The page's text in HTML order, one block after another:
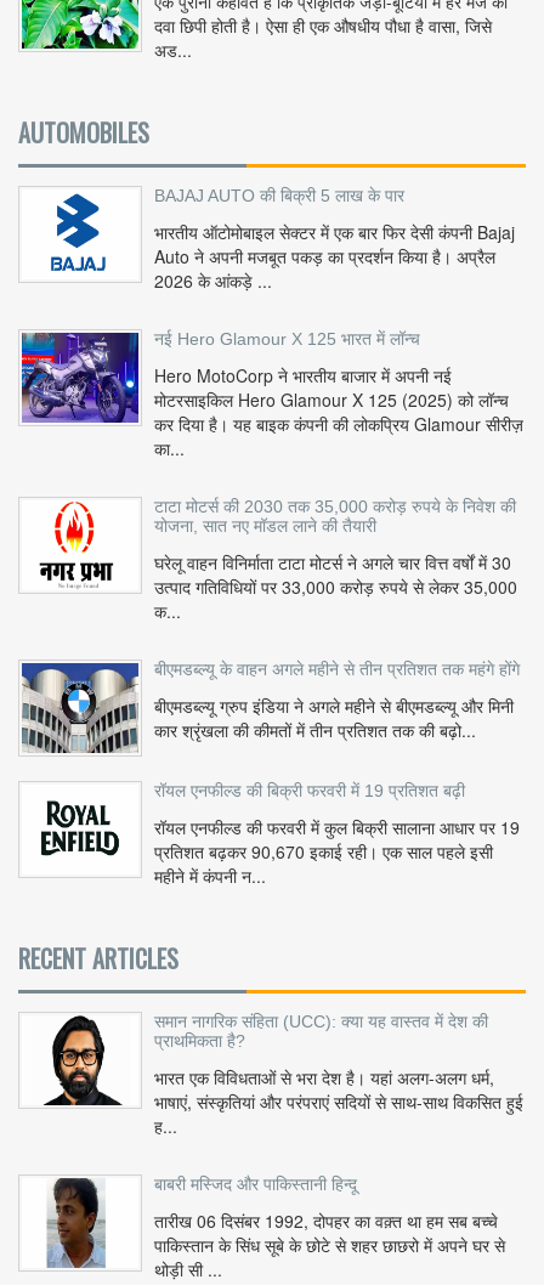
दवा छिपी होती है। ऐसा ही एक औषधीय पौधा है वासा, जिसे
अड...
AUTOMOBILES
BAJAJ AUTO की बिक्री 5 लाख के पार
भारतीय ऑटोमोबाइल सेक्टर में एक बार फिर देसी कंपनी Bajaj
Auto ने अपनी मजबूत पकड़ का प्रदर्शन किया है। अप्रैल
2026 के आंकड़े ...
नई Hero Glamour X 125 भारत में लॉन्च
Hero MotoCorp ने भारतीय बाजार में अपनी नई
मोटरसाइकिल Hero Glamour X 125 (2025) को लॉन्च
कर दिया है। यह बाइक कंपनी की लोकप्रिय Glamour सीरीज़
का...
टाटा मोटर्स की 2030 तक 35,000 करोड़ रुपये के निवेश की
योजना, सात नए मॉडल लाने की तैयारी
घरेलू वाहन विनिर्माता टाटा मोटर्स ने अगले चार वित्त वर्षों में 30
उत्पाद गतिविधियों पर 33,000 करोड़ रुपये से लेकर 35,000
क...
बीएमडब्ल्यू के वाहन अगले महीने से तीन प्रतिशत तक महंगे होंगे
बीएमडब्ल्यू ग्रुप इंडिया ने अगले महीने से बीएमडब्ल्यू और मिनी
कार श्रृंखला की कीमतों में तीन प्रतिशत तक की बढ़ो...
रॉयल एनफील्ड की बिक्री फरवरी में 19 प्रतिशत बढ़ी
रॉयल एनफील्ड की फरवरी में कुल बिक्री सालाना आधार पर 19
प्रतिशत बढ़कर 90,670 इकाई रही। एक साल पहले इसी
महीने में कंपनी न...
RECENT ARTICLES
समान नागरिक संहिता (UCC): क्या यह वास्तव में देश की
प्राथमिकता है?
भारत एक विविधताओं से भरा देश है। यहां अलग-अलग धर्म,
भाषाएं, संस्कृतियां और परंपराएं सदियों से साथ-साथ विकसित हुई
ह...
बाबरी मस्जिद और पाकिस्तानी हिन्दू
तारीख 06 दिसंबर 1992, दोपहर का वक़्त था हम सब बच्चे
पाकिस्तान के सिंध सूबे के छोटे से शहर छाछरो में अपने घर से
थोड़ी सी ...